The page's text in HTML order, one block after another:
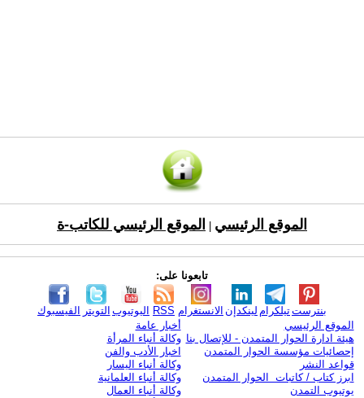
الموقع الرئيسي الموقع الرئيسي للكاتب-ة
تابعونا على:
الفيسبوك التويتر اليوتيوب RSS الانستغرام لينكدإن تيلكرامبنترست
الموقع الرئيسي
هيئة ادارة الحوار المتمدن - للإتصال بنا
إحصائيات مؤسسة الحوار المتمدن
قواعد النشر
ابرز كتاب / كاتبات الحوار المتمدن
يوتيوب التمدن
أخبار عامة
وكالة أنباء المرأة
اخبار الأدب والفن
وكالة أنباء اليسار
وكالة أنباء العلمانية
وكالة أنباء العمال